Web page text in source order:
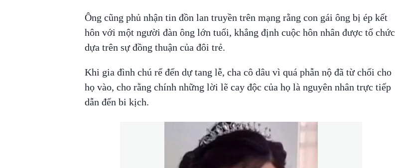
Ông cũng phủ nhận tin đồn lan truyền trên mạng rằng con gái ông bị ép kết
hôn với một người đàn ông lớn tuổi, khẳng định cuộc hôn nhân được tổ chức
dựa trên sự đồng thuận của đôi trẻ.
Khi gia đình chú rể đến dự tang lễ, cha cô dâu vì quá phẫn nộ đã từ chối cho
họ vào, cho rằng chính những lời lẽ cay độc của họ là nguyên nhân trực tiếp
dẫn đến bi kịch.